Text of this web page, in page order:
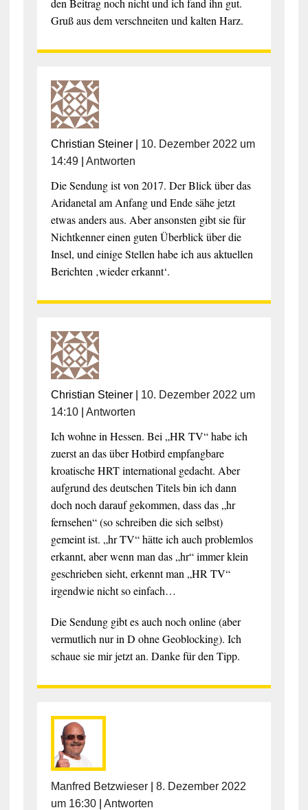
Gruß aus dem verschneiten und kalten Harz.
Christian Steiner| 10. Dezember 2022 um
14:49| Antworten
Die Sendung ist von 2017. Der Blick über das
Aridanetal am Anfang und Ende sähe jetzt
etwas anders aus. Aber ansonsten gibt sie für
Nichtkenner einen guten Überblick über die
Insel, und einige Stellen habe ich aus aktuellen
Berichten ‚wieder erkannt‘.
Christian Steiner| 10. Dezember 2022 um
14:10| Antworten
Ich wohne in Hessen. Bei „HR TV“ habe ich
zuerst an das über Hotbird empfangbare
kroatische HRT international gedacht. Aber
aufgrund des deutschen Titels bin ich dann
doch noch darauf gekommen, dass das „hr
fernsehen“ (so schreiben die sich selbst)
gemeint ist. „hr TV“ hätte ich auch problemlos
erkannt, aber wenn man das „hr“ immer klein
geschrieben sieht, erkennt man „HR TV“
irgendwie nicht so einfach…
Die Sendung gibt es auch noch online (aber
vermutlich nur in D ohne Geoblocking). Ich
schaue sie mir jetzt an. Danke für den Tipp.
Manfred Betzwieser| 8. Dezember 2022
um 16:30| Antworten